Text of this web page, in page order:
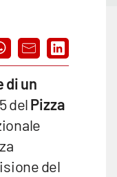
di un
delPizza
del